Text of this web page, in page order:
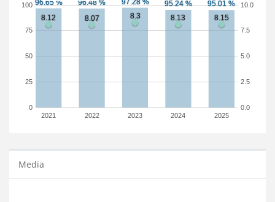
2021 2022 2023 2024 2025
0
25
50
75
100
0.0
2.5
5.0
7.5
10.0
Media